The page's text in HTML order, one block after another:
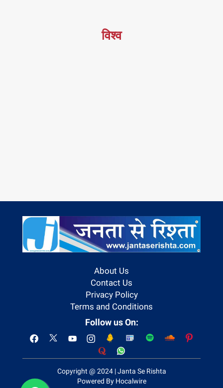
विश्व
About Us
Contact Us
Privacy Policy
Terms and Conditions
Follow us On:
Copyright @ 2024 | Janta Se Rishta
Powered By Hocalwire